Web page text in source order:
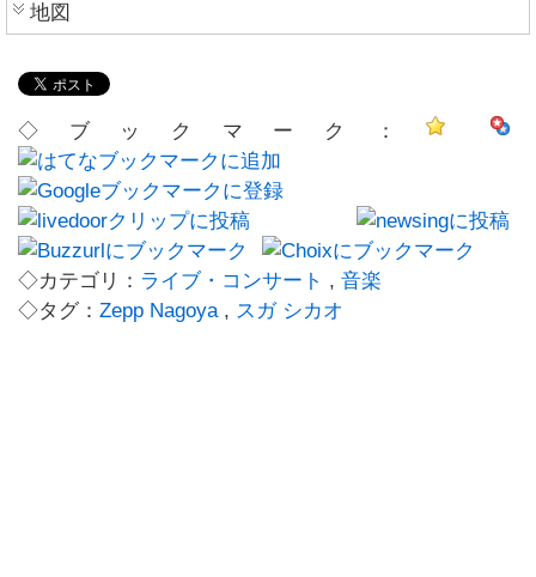
地図
◇ブックマーク：
◇カテゴリ： ライブ・コンサート , 音楽
◇タグ： Zepp Nagoya, スガ シカオ